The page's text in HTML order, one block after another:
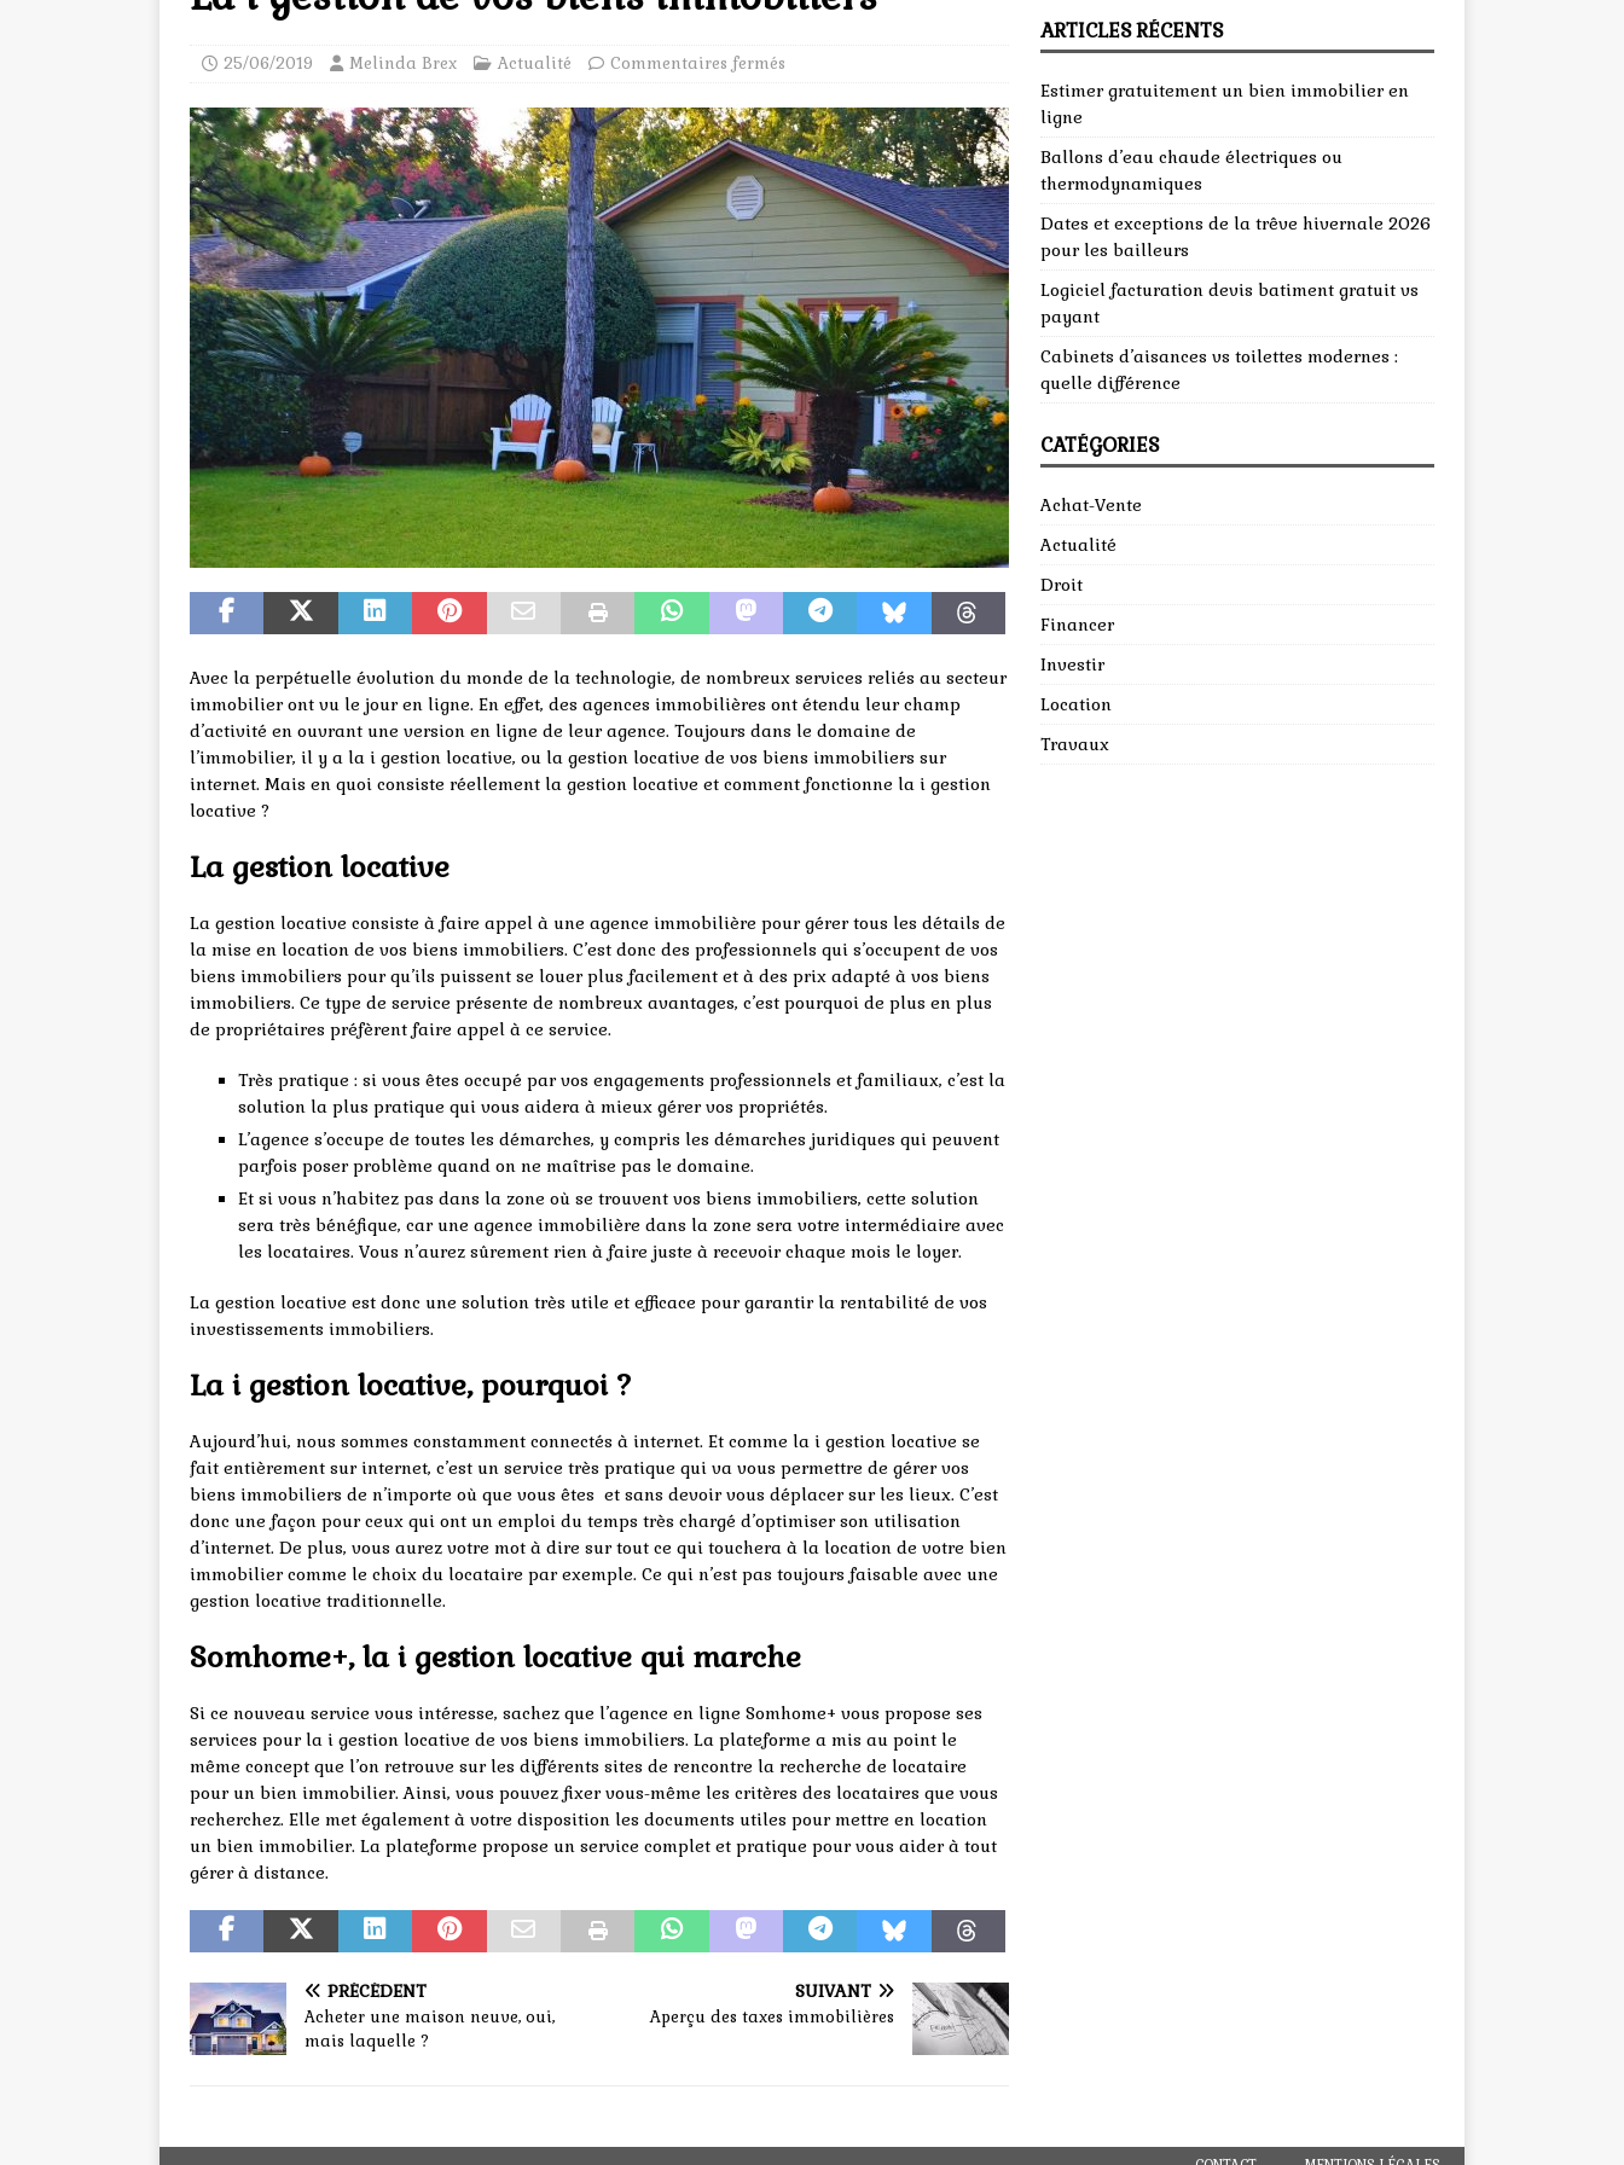
25/06/2019 Melinda Brex Actualité Commentaires fermés
Avec la perpétuelle évolution du monde de la technologie, de nombreux services reliés au secteur
immobilier ont vu le jour en ligne. En effet, des agences immobilières ont étendu leur champ
d’activité en ouvrant une version en ligne de leur agence. Toujours dans le domaine de
l’immobilier, il y a la i gestion locative, ou la gestion locative de vos biens immobiliers sur
internet. Mais en quoi consiste réellement la gestion locative et comment fonctionne la i gestion
locative ?
La gestion locative
La gestion locative consiste à faire appel à une agence immobilière pour gérer tous les détails de
la mise en location de vos biens immobiliers. C’est donc des professionnels qui s’occupent de vos
biens immobiliers pour qu’ils puissent se louer plus facilement et à des prix adapté à vos biens
immobiliers. Ce type de service présente de nombreux avantages, c’est pourquoi de plus en plus
de propriétaires préfèrent faire appel à ce service.
Très pratique : si vous êtes occupé par vos engagements professionnels et familiaux, c’est la
solution la plus pratique qui vous aidera à mieux gérer vos propriétés.
L’agence s’occupe de toutes les démarches, y compris les démarches juridiques qui peuvent
parfois poser problème quand on ne maîtrise pas le domaine.
Et si vous n’habitez pas dans la zone où se trouvent vos biens immobiliers, cette solution
sera très bénéfique, car une agence immobilière dans la zone sera votre intermédiaire avec
les locataires. Vous n’aurez sûrement rien à faire juste à recevoir chaque mois le loyer.
La gestion locative est donc une solution très utile et efficace pour garantir la rentabilité de vos
investissements immobiliers.
La i gestion locative, pourquoi ?
Aujourd’hui, nous sommes constamment connectés à internet. Et comme la i gestion locative se
fait entièrement sur internet, c’est un service très pratique qui va vous permettre de gérer vos
biens immobiliers de n’importe où que vous êtes et sans devoir vous déplacer sur les lieux. C’est
donc une façon pour ceux qui ont un emploi du temps très chargé d’optimiser son utilisation
d’internet. De plus, vous aurez votre mot à dire sur tout ce qui touchera à la location de votre bien
immobilier comme le choix du locataire par exemple. Ce qui n’est pas toujours faisable avec une
gestion locative traditionnelle.
Somhome+, la i gestion locative qui marche
Si ce nouveau service vous intéresse, sachez que l’agence en ligne Somhome+ vous propose ses
services pour la i gestion locative de vos biens immobiliers. La plateforme a mis au point le
même concept que l’on retrouve sur les différents sites de rencontre la recherche de locataire
pour un bien immobilier. Ainsi, vous pouvez fixer vous-même les critères des locataires que vous
recherchez. Elle met également à votre disposition les documents utiles pour mettre en location
un bien immobilier. La plateforme propose un service complet et pratique pour vous aider à tout
gérer à distance.
PRÉCÉDENT
Acheter une maison neuve, oui,
mais laquelle ?
SUIVANT
Aperçu des taxes immobilières
ARTICLES RÉCENTS
Estimer gratuitement un bien immobilier en
ligne
Ballons d’eau chaude électriques ou
thermodynamiques
Dates et exceptions de la trêve hivernale 2026
pour les bailleurs
Logiciel facturation devis batiment gratuit vs
payant
Cabinets d’aisances vs toilettes modernes :
quelle différence
CATÉGORIES
Achat-Vente
Actualité
Droit
Financer
Investir
Location
Travaux